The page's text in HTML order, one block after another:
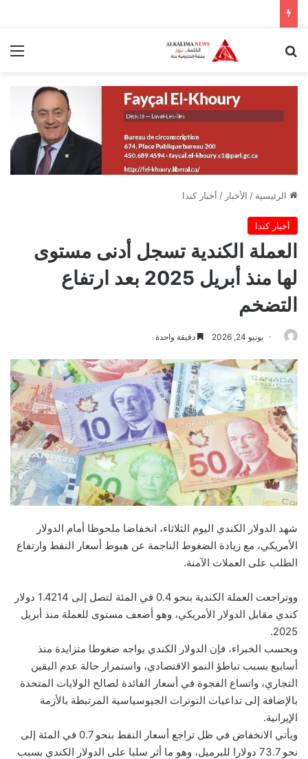
الرئيسية / الأخبار / أخبار كندا
أخبار كندا
العملة الكندية تسجل أدنى مستوى
لها منذ أبريل 2025 بعد ارتفاع
التضخم
يونيو 24, 2026 دقيقة واحدة
شهد الدولار الكندي اليوم الثلاثاء، انخفاضا ملحوظا أمام الدولار
الأمريكي، مع زيادة الضغوط الناجمة عن هبوط أسعار النفط وارتفاع
الطلب على العملات الآمنة.
ووتراجعت العملة الكندية بنحو 0.4 في المئة لتصل إلى 1.4214 دولار
كندي مقابل الدولار الأمريكي، وهو أضعف مستوى للعملة منذ أبريل
2025.
وبحسب الخبراء، فإن الدولار الكندي يواجه ضغوطا متزايدة منذ
أسابيع بسبب تباطؤ النمو الاقتصادي، واستمرار حالة عدم اليقين
التجاري، واتساع الفجوة في أسعار الفائدة لصالح الولايات المتحدة
بالإضافة إلى تداعيات التوترات الجيوسياسية المرتبطة بالأزمة
الإيرانية.
ويأتي الانخفاض في ظل تراجع أسعار النفط بنحو 0.7 في المئة إلى
نحو 73.7 دولارا للبرميل، وهو ما أثر سلبا على الدولار الكندي بسبب